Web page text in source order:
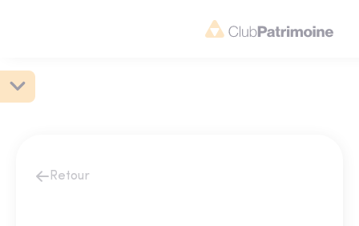
Retour